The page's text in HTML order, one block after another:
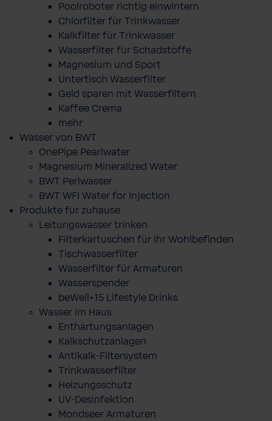
Poolroboter richtig einwintern
Chlorfilter für Trinkwasser
Kalkfilter für Trinkwasser
Wasserfilter für Schadstoffe
Magnesium und Sport
Untertisch Wasserfilter
Geld sparen mit Wasserfiltern
Kaffee Crema
mehr
Wasser von BWT
OnePipe Pearlwater
Magnesium Mineralized Water
BWT Perlwasser
BWT WFI Water for Injection
Produkte für zuhause
Leitungswasser trinken
Filterkartuschen für Ihr Wohlbefinden
Tischwasserfilter
Wasserfilter für Armaturen
Wasserspender
beWell+15 Lifestyle Drinks
Wasser im Haus
Enthärtungsanlagen
Kalkschutzanlagen
Antikalk-Filtersystem
Trinkwasserfilter
Heizungsschutz
UV-Desinfektion
Mondseer Armaturen